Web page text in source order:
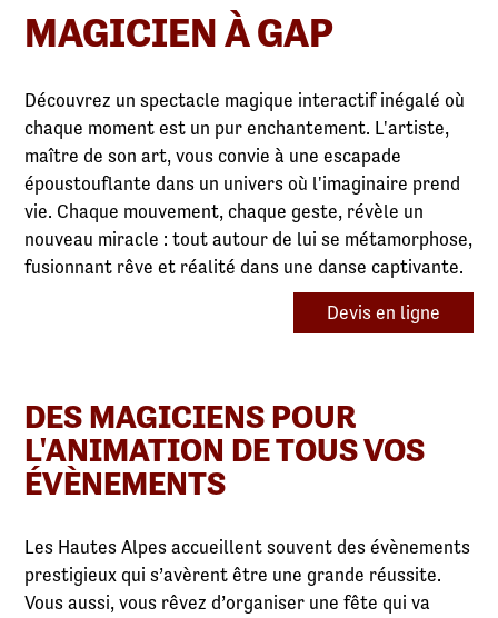
MAGICIEN À GAP
Découvrez un spectacle magique interactif inégalé où
chaque moment est un pur enchantement. L'artiste,
maître de son art, vous convie à une escapade
époustouflante dans un univers où l'imaginaire prend
vie. Chaque mouvement, chaque geste, révèle un
nouveau miracle : tout autour de lui se métamorphose,
fusionnant rêve et réalité dans une danse captivante.
Devis en ligne
DES MAGICIENS POUR
L'ANIMATION DE TOUS VOS
ÉVÈNEMENTS
Les Hautes Alpes accueillent souvent des évènements
prestigieux qui s’avèrent être une grande réussite.
Vous aussi, vous rêvez d’organiser une fête qui va